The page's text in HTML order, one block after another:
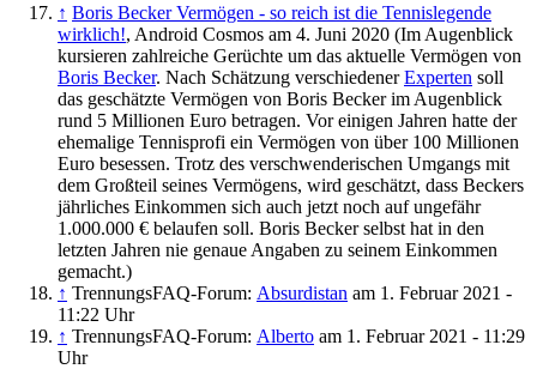
↑ Boris Becker Vermögen - so reich ist die Tennislegende
wirklich!, Android Cosmos am 4. Juni 2020 (Im Augenblick
kursieren zahlreiche Gerüchte um das aktuelle Vermögen von
Boris Becker. Nach Schätzung verschiedenerExperten soll
das geschätzte Vermögen von Boris Becker im Augenblick
rund 5 Millionen Euro betragen. Vor einigen Jahren hatte der
ehemalige Tennisprofi ein Vermögen von über 100 Millionen
Euro besessen. Trotz des verschwenderischen Umgangs mit
dem Großteil seines Vermögens, wird geschätzt, dass Beckers
jährliches Einkommen sich auch jetzt noch auf ungefähr
1.000.000 € belaufen soll. Boris Becker selbst hat in den
letzten Jahren nie genaue Angaben zu seinem Einkommen
gemacht.)
↑ TrennungsFAQ-Forum: Absurdistan am 1. Februar 2021 -
11:22 Uhr
↑ TrennungsFAQ-Forum: Alberto am 1. Februar 2021 - 11:29
Uhr